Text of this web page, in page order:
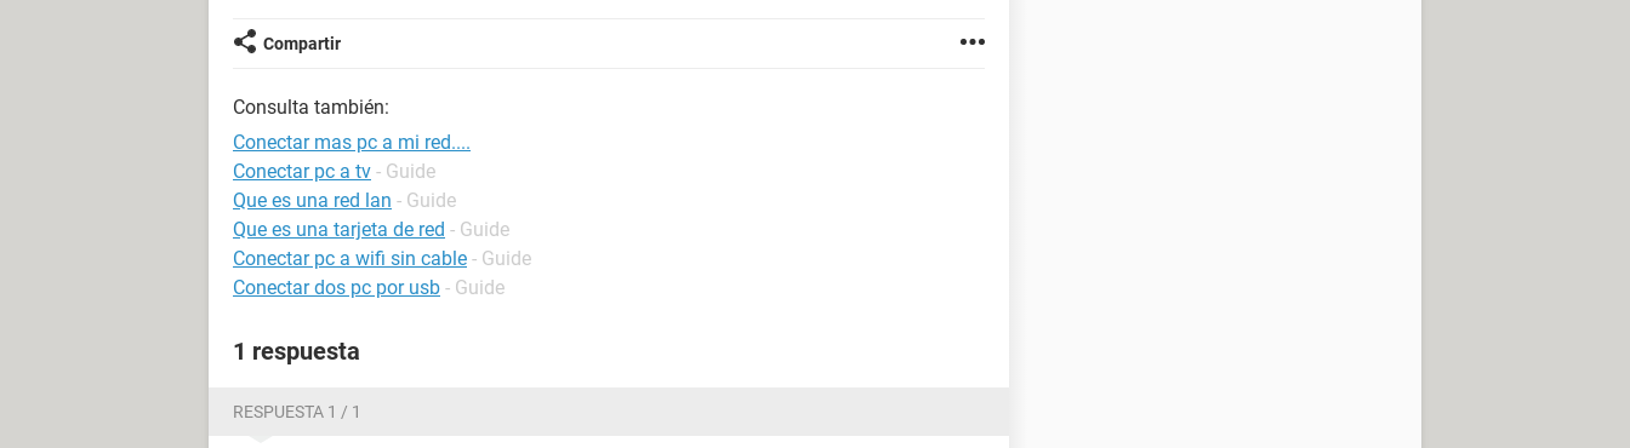
Compartir
Consulta también:
Conectar mas pc a mi red....
Conectar pc a tv - Guide
Que es una red lan - Guide
Que es una tarjeta de red - Guide
Conectar pc a wifi sin cable - Guide
Conectar dos pc por usb - Guide
1 respuesta
RESPUESTA 1 / 1